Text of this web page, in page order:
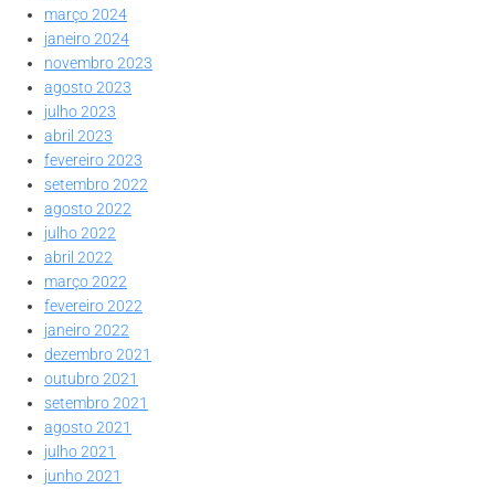
março 2024
janeiro 2024
novembro 2023
agosto 2023
julho 2023
abril 2023
fevereiro 2023
setembro 2022
agosto 2022
julho 2022
abril 2022
março 2022
fevereiro 2022
janeiro 2022
dezembro 2021
outubro 2021
setembro 2021
agosto 2021
julho 2021
junho 2021